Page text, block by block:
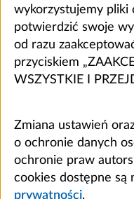
wykorzystujemy pliki
potwierdzić swoje
od razu
przyciskiem
WSZYSTKIE I
Zmiana ustawień
o ochronie danych
ochronie praw
cookies dostępne są
prywatności.